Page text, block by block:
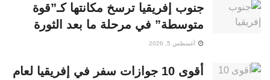
جنوب إفريقيا ترسخ مكانتها كـ”قوة
متوسطة” في مرحلة ما بعد الثورة
أغسطس 5, 2026
أقوى 10 جوازات سفر في إفريقيا لعام